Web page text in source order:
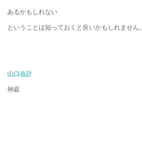
あるかもしれない
ということは知っておくと良いかもしれません。
山口会計
神庭